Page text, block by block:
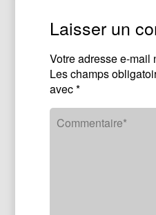
Laisser un
Votre adresse e-mail
Les champs
avec*